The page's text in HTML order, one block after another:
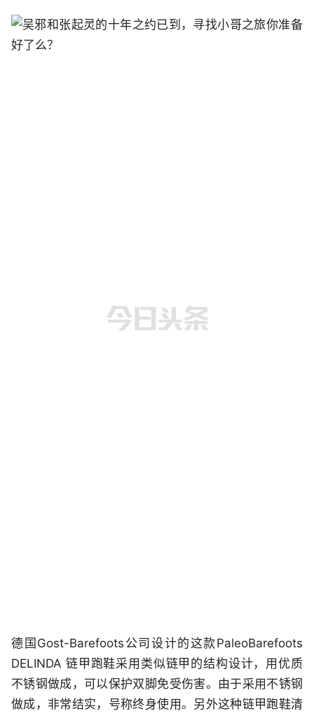
德国Gost-Barefoots公司设计的这款PaleoBarefoots
DELINDA 链甲跑鞋采用类似链甲的结构设计，用优质
不锈钢做成，可以保护双脚免受伤害。由于采用不锈钢
做成，非常结实，号称终身使用。另外这种链甲跑鞋清